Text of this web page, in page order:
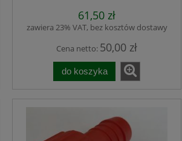
61,50 zł
zawiera 23% VAT, bez kosztów dostawy
Cena netto: 50,00 zł
do koszyka